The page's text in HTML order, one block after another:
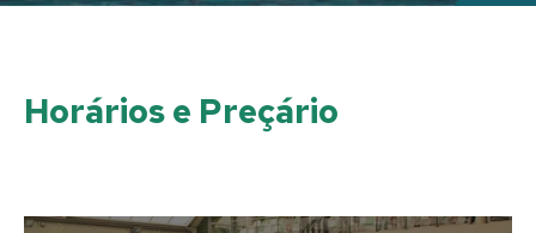
Horários e Preçário